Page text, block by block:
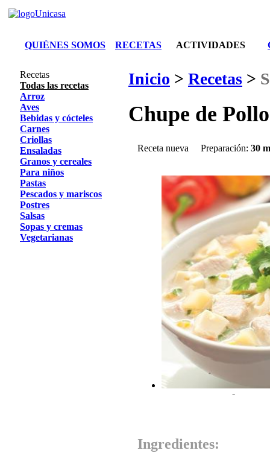
QUIÉNES SOMOS RECETAS ACTIVIDADES
Recetas
Todas las recetas
Arroz
Aves
Bebidas y cócteles
Carnes
Criollas
Ensaladas
Granos y cereales
Para niños
Pastas
Pescados y mariscos
Postres
Salsas
Sopas y cremas
Vegetarianas
Inicio > Recetas >
Chupe de
Receta nueva Preparación: 30
-
Ingredientes: